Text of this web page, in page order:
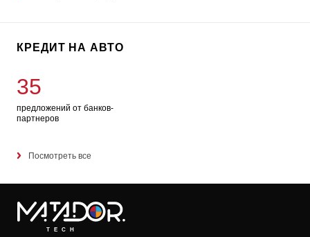
КРЕДИТ НА АВТО
35
предложений от банков-
партнеров
Посмотреть все
TECH